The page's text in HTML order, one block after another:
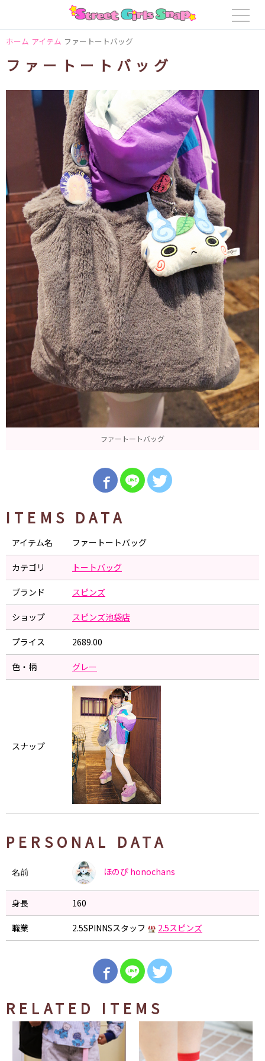
ホーム アイテム ファートートバッグ
ファートートバッグ
ファートートバッグ
ITEMS DATA
アイテム名 ファートートバッグ
カテゴリ トートバッグ
ブランド スピンズ
ショップ スピンズ池袋店
プライス 2689.00
色・柄 グレー
スナップ
PERSONAL DATA
名前 ほのぴ honochans
身長 160
職業 2.5SPINNSスタッフ 2.5スピンズ
RELATED ITEMS